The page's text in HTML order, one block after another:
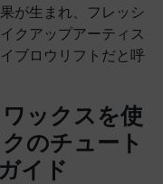
が生まれ、フレッシ
クアップアーティス
ブロウリフトだと呼
ックスを使
のチュート
イド